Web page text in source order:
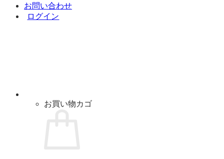
お問い合わせ
ログイン
お買い物カゴ